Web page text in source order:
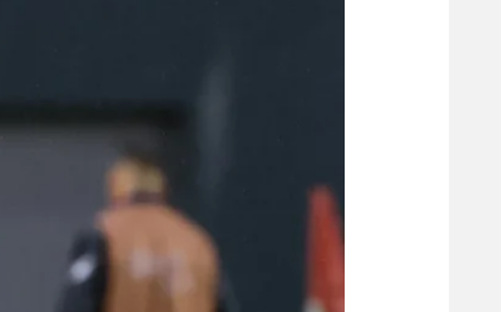
מדיניות פרטיות
תקנון פעילות ספורט 1
רשיון להקרנה פומבית לבית עסק
הצטרפות לחבילת הערוצים